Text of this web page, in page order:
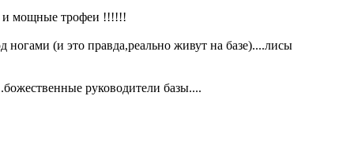
и мощные трофеи !!!!!!
(и это правда,реально живут на базе)....лисы
руководители базы....